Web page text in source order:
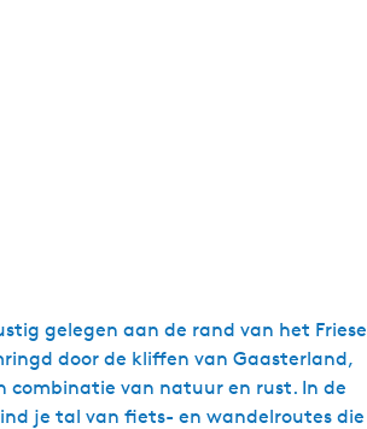
gelegen aan de rand van het Friese
door de kliffen van Gaasterland,
combinatie van natuur en rust. In de
je tal van fiets- en wandelroutes die